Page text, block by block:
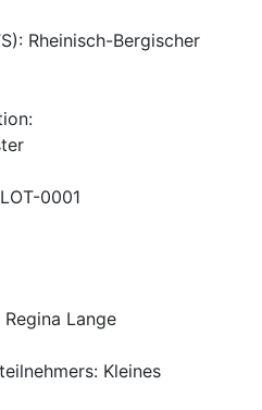
: Rheinisch-Bergischer
:
LOT-0001
Regina Lange
: Kleines